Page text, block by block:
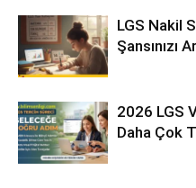
LGS Nakil
Şansınızı
2026 LGS
Daha Çok